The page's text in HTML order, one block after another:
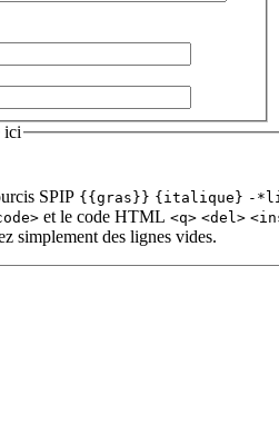
ici
SPIP {{gras}} {italique} -
et le code HTML <q> <del>
simplement des lignes vides.